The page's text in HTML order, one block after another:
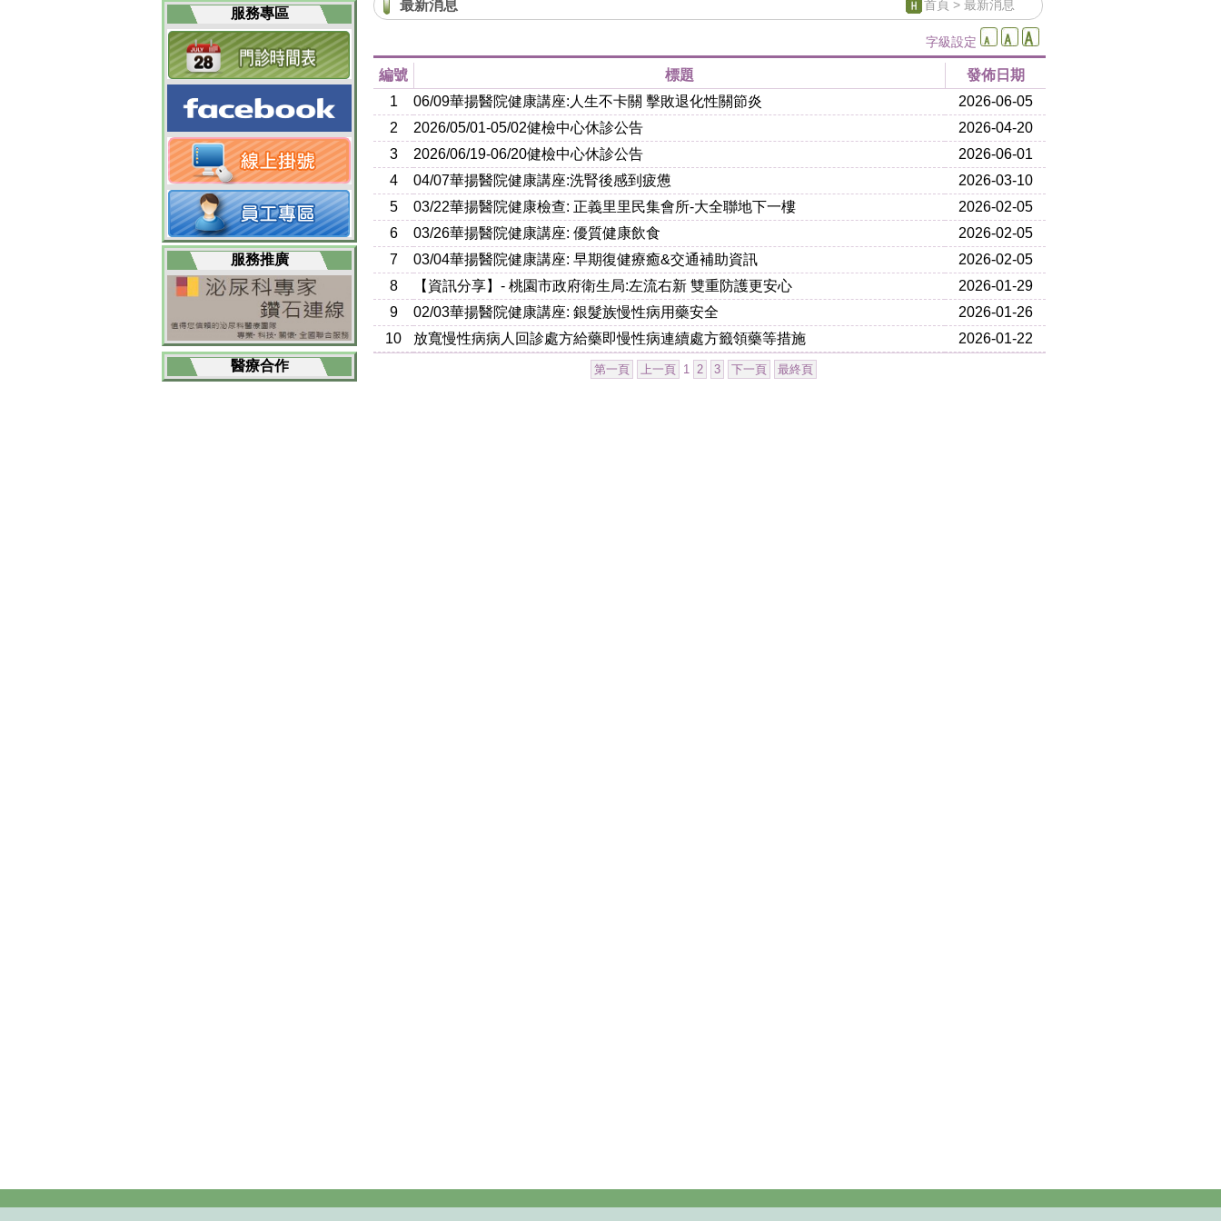
服務專區
服務推廣
醫療合作
最新消息 首頁 > 最新消息
字級設定
編號 標題
發佈日期
1
06/09華揚醫院健康講座:人生不卡關 擊敗退化性關節炎
2026-06-05
2
2026/05/01-05/02健檢中心休診公告
2026-04-20
3
2026/06/19-06/20健檢中心休診公告
2026-06-01
4
04/07華揚醫院健康講座:洗腎後感到疲憊
2026-03-10
5
03/22華揚醫院健康檢查: 正義里里民集會所-大全聯地下一樓
2026-02-05
6
03/26華揚醫院健康講座: 優質健康飲食
2026-02-05
7
03/04華揚醫院健康講座: 早期復健療癒&交通補助資訊
2026-02-05
8
【資訊分享】- 桃園市政府衛生局:左流右新 雙重防護更安心
2026-01-29
9
02/03華揚醫院健康講座: 銀髮族慢性病用藥安全
2026-01-26
10
放寬慢性病病人回診處方給藥即慢性病連續處方籤領藥等措施 2026-01-22
第一頁 上一頁 1 2 3 下一頁 最終頁